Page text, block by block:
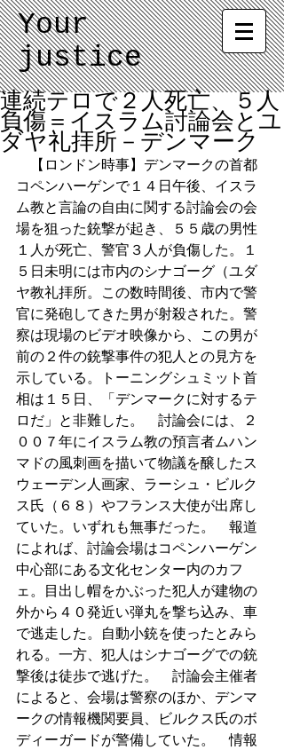
Your
justice
連続テロで２人死亡、５人
負傷＝イスラム討論会とユ
ダヤ礼拝所－デンマーク
【ロンドン時事】デンマークの首都
コペンハーゲンで１４日午後、イスラ
ム教と言論の自由に関する討論会の会
場を狙った銃撃が起き、５５歳の男性
１人が死亡、警官３人が負傷した。１
５日未明には市内のシナゴーグ（ユダ
ヤ教礼拝所。この数時間後、市内で警
官に発砲してきた男が射殺された。警
察は現場のビデオ映像から、この男が
前の２件の銃撃事件の犯人との見方を
示している。トーニングシュミット首
相は１５日、「デンマークに対するテ
ロだ」と非難した。　討論会には、２
００７年にイスラム教の預言者ムハン
マドの風刺画を描いて物議を醸したス
ウェーデン人画家、ラーシュ・ビルク
ス氏（６８）やフランス大使が出席し
ていた。いずれも無事だった。　報道
によれば、討論会場はコペンハーゲン
中心部にある文化センター内のカフ
ェ。目出し帽をかぶった犯人が建物の
外から４０発近い弾丸を撃ち込み、車
で逃走した。自動小銃を使ったとみら
れる。一方、犯人はシナゴーグでの銃
撃後は徒歩で逃げた。　討論会主催者
によると、会場は警察のほか、デンマ
ークの情報機関要員、ビルクス氏のボ
ディーガードが警備していた。　情報